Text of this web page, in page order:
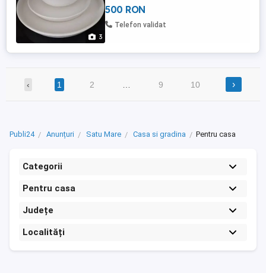
3
500 RON
Telefon validat
‹ 1 2 9 10 ›
Publi24 Anunțuri Satu Mare Casa si gradina Pentru casa
Categorii
Pentru casa
Județe
Localități